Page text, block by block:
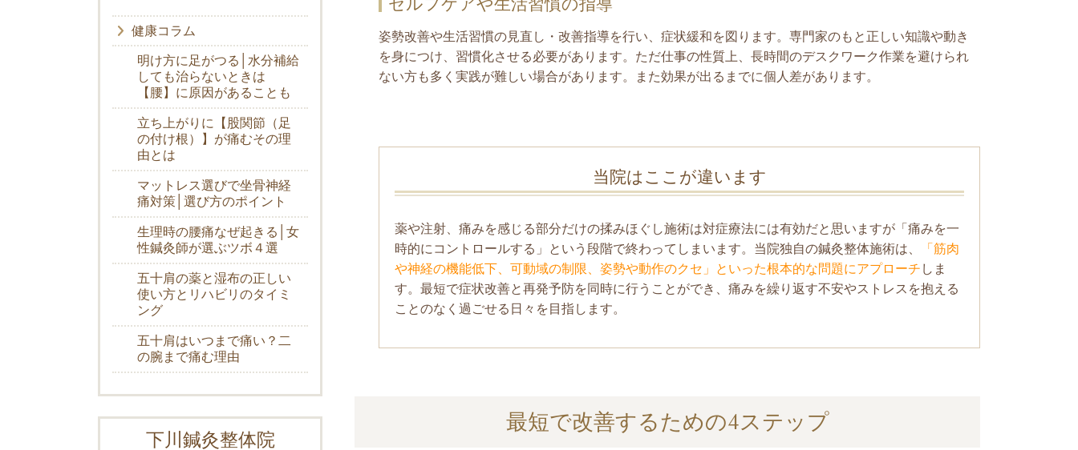
セルフケアや生活習慣の指導
姿勢改善や生活習慣の見直し・改善指導を行い、症状緩和を図ります。専門家のもと正しい知識や動き
を身につけ、習慣化させる必要があります。ただ仕事の性質上、長時間のデスクワーク作業を避けられ
ない方も多く実践が難しい場合があります。また効果が出るまでに個人差があります。
当院はここが違います
薬や注射、痛みを感じる部分だけの揉みほぐし施術は対症療法には有効だと思いますが「痛みを一
時的にコントロールする」という段階で終わってしまいます。当院独自の鍼灸整体施術は、
「筋肉
や神経の機能低下、可動域の制限、姿勢や動作のクセ」といった根本的な問題にアプローチ しま
す。最短で症状改善と再発予防を同時に行うことができ、痛みを繰り返す不安やストレスを抱える
ことのなく過ごせる日々を目指します。
最短で改善するための4ステップ
健康コラム
明け方に足がつる│水分補給
しても治らないときは
【腰】に原因があることも
立ち上がりに【股関節（足
の付け根）】が痛むその理
由とは
マットレス選びで坐骨神経
痛対策│選び方のポイント
生理時の腰痛なぜ起きる│女
性鍼灸師が選ぶツボ４選
五十肩の薬と湿布の正しい
使い方とリハビリのタイミ
ング
五十肩はいつまで痛い？二
の腕まで痛む理由
下川鍼灸整体院